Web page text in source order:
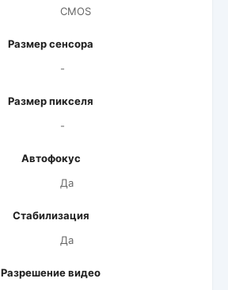
CMOS
Размер сенсора
-
Размер пикселя
-
Автофокус
Да
Стабилизация
Да
Разрешение видео